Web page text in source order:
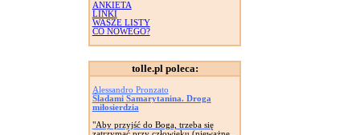
ANKIETA
LINKI
WASZE LISTY
CO NOWEGO?
tolle.pl poleca:
Alessandro Pronzato
Śladami Samarytanina. Droga
miłosierdzia
"Aby przyjść do Boga, trzeba się